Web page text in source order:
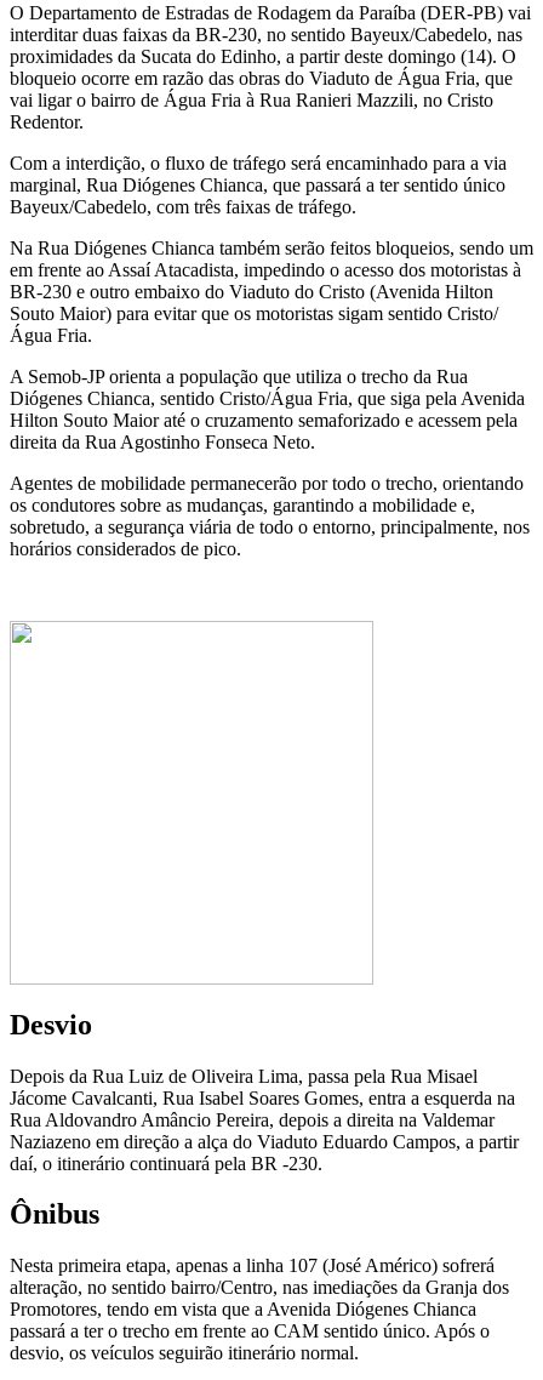
O Departamento de Estradas de Rodagem da Paraíba (DER-PB) vai
interditar duas faixas da BR-230, no sentido Bayeux/Cabedelo, nas
proximidades da Sucata do Edinho, a partir deste domingo (14). O
bloqueio ocorre em razão das obras do Viaduto de Água Fria, que
vai ligar o bairro de Água Fria à Rua Ranieri Mazzili, no Cristo
Redentor.
Com a interdição, o fluxo de tráfego será encaminhado para a via
marginal, Rua Diógenes Chianca, que passará a ter sentido único
Bayeux/Cabedelo, com três faixas de tráfego.
Na Rua Diógenes Chianca também serão feitos bloqueios, sendo um
em frente ao Assaí Atacadista, impedindo o acesso dos motoristas à
BR-230 e outro embaixo do Viaduto do Cristo (Avenida Hilton
Souto Maior) para evitar que os motoristas sigam sentido Cristo/
Água Fria.
A Semob-JP orienta a população que utiliza o trecho da Rua
Diógenes Chianca, sentido Cristo/Água Fria, que siga pela Avenida
Hilton Souto Maior até o cruzamento semaforizado e acessem pela
direita da Rua Agostinho Fonseca Neto.
Agentes de mobilidade permanecerão por todo o trecho, orientando
os condutores sobre as mudanças, garantindo a mobilidade e,
sobretudo, a segurança viária de todo o entorno, principalmente, nos
horários considerados de pico.
Desvio
Depois da Rua Luiz de Oliveira Lima, passa pela Rua Misael
Jácome Cavalcanti, Rua Isabel Soares Gomes, entra a esquerda na
Rua Aldovandro Amâncio Pereira, depois a direita na Valdemar
Naziazeno em direção a alça do Viaduto Eduardo Campos, a partir
daí, o itinerário continuará pela BR -230.
Ônibus
Nesta primeira etapa, apenas a linha 107 (José Américo) sofrerá
alteração, no sentido bairro/Centro, nas imediações da Granja dos
Promotores, tendo em vista que a Avenida Diógenes Chianca
passará a ter o trecho em frente ao CAM sentido único. Após o
desvio, os veículos seguirão itinerário normal.